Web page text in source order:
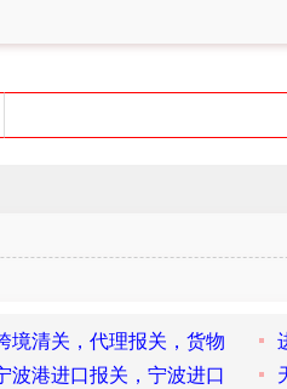
境清关，代理报关，货物
波港进口报关，宁波进口